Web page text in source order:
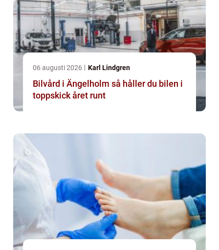
06 augusti 2026 Karl Lindgren
Bilvård i Ängelholm så håller du bilen i
toppskick året runt